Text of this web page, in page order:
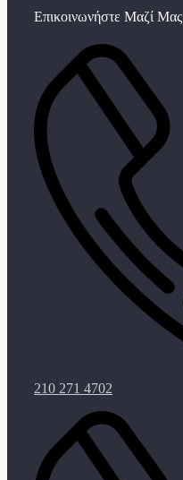
Επικοινωνήστε Μαζί Μας
210 271 4702